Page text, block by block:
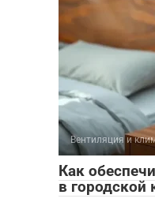
Вентиляция и
Как
в городской